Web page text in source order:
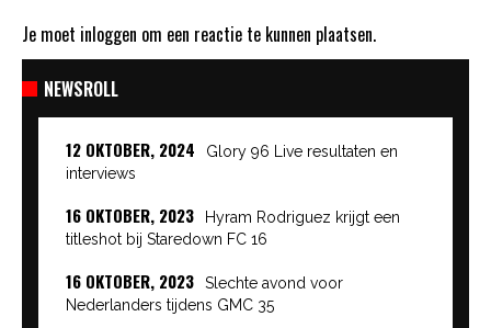
Je moet inloggen om een reactie te kunnen plaatsen.
NEWSROLL
12 OKTOBER, 2024
Glory 96 Live resultaten en
interviews
16 OKTOBER, 2023
Hyram Rodriguez krijgt een
titleshot bij Staredown FC 16
16 OKTOBER, 2023
Slechte avond voor
Nederlanders tijdens GMC 35